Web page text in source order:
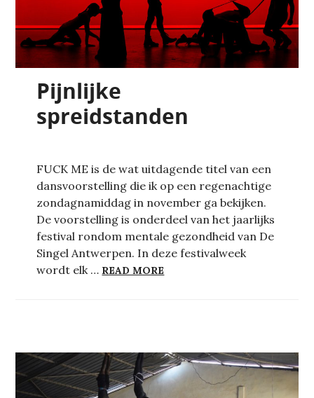
Pijnlijke
spreidstanden
FUCK ME is de wat uitdagende titel van een
dansvoorstelling die ik op een regenachtige
zondagnamiddag in november ga bekijken.
De voorstelling is onderdeel van het jaarlijks
festival rondom mentale gezondheid van De
Singel Antwerpen. In deze festivalweek
wordt elk … READ MORE